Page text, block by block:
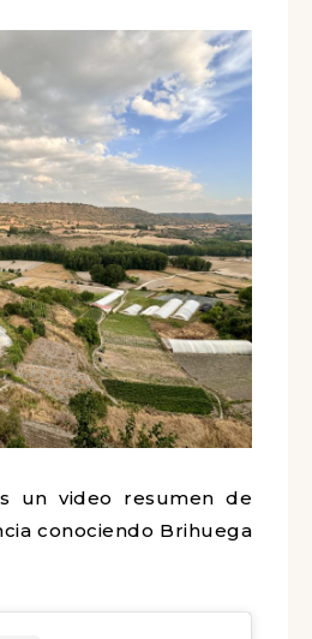
un video resumen de
conociendo Brihuega